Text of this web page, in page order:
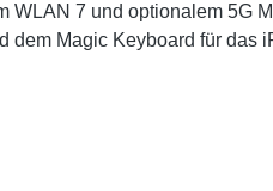
7 und optionalem 5G
Magic Keyboard für